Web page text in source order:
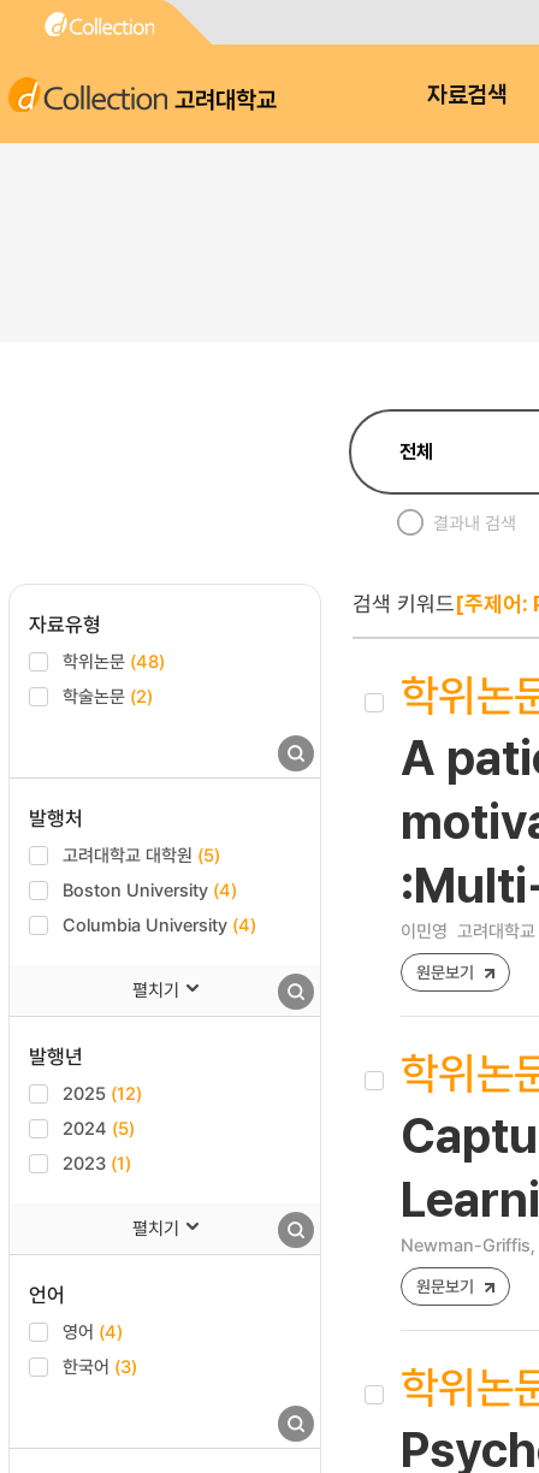
고려대학교 자료검색
결과내 검색
자료유형
학위논문 (48)
학술논문 (2)
발행처
고려대학교 대학원 (5)
Boston University (4)
Columbia University (4)
펼치기
발행년
2025 (12)
2024 (5)
2023 (1)
펼치기
언어
영어 (4)
한국어 (3)
검색 키워드[주제어
학위논
A
이민영 고려대학
원문보기
학위논
Newman-Griffis,
원문보기
학위논